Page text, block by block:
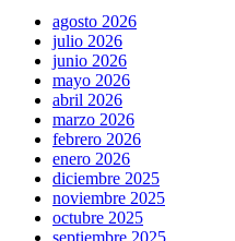
agosto 2026
julio 2026
junio 2026
mayo 2026
abril 2026
marzo 2026
febrero 2026
enero 2026
diciembre 2025
noviembre 2025
octubre 2025
septiembre 2025